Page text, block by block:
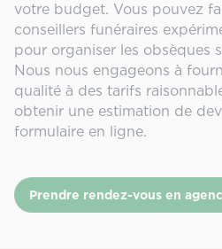
votre budget. Vous pouvez
conseillers funéraires
pour organiser les obsèques
Nous nous engageons à
qualité à des tarifs
obtenir une estimation de
formulaire en ligne.
Prendre rendez-vous en